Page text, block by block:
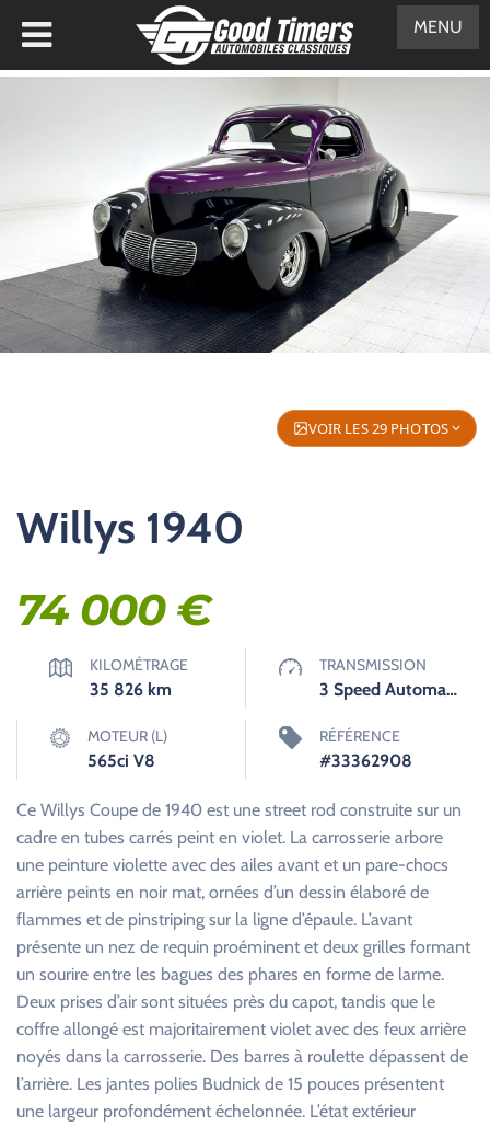
VOIR LES 29 PHOTOS
Willys 1940
74 000€
KILOMÉTRAGE
35 826 km
TRANSMISSION
3 Speed Automatique
MOTEUR (L)
565ci V8
RÉFÉRENCE
#33362908
Ce Willys Coupe de 1940 est une street rod construite sur un
cadre en tubes carrés peint en violet. La carrosserie arbore
une peinture violette avec des ailes avant et un pare-chocs
arrière peints en noir mat, ornées d’un dessin élaboré de
flammes et de pinstriping sur la ligne d’épaule. L’avant
présente un nez de requin proéminent et deux grilles formant
un sourire entre les bagues des phares en forme de larme.
Deux prises d’air sont situées près du capot, tandis que le
coffre allongé est majoritairement violet avec des feux arrière
noyés dans la carrosserie. Des barres à roulette dépassent de
l’arrière. Les jantes polies Budnick de 15 pouces présentent
une largeur profondément échelonnée. L’état extérieur
MENU